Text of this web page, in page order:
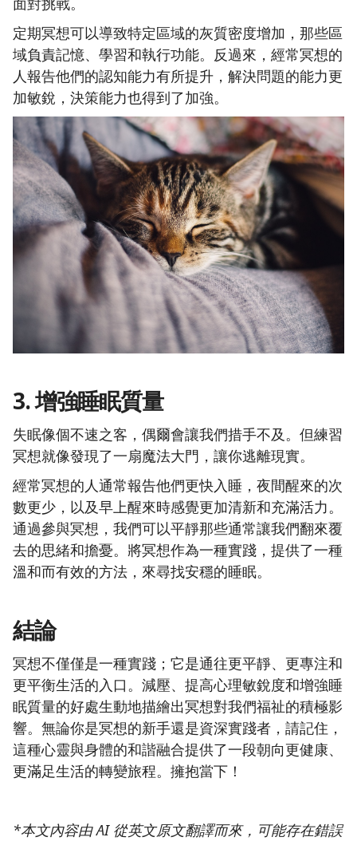
定期冥想可以導致特定區域的灰質密度增加，那些區
域負責記憶、學習和執行功能。反過來，經常冥想的
人報告他們的認知能力有所提升，解決問題的能力更
加敏銳，決策能力也得到了加強。
3. 增強睡眠質量
失眠像個不速之客，偶爾會讓我們措手不及。但練習
冥想就像發現了一扇魔法大門，讓你逃離現實。
經常冥想的人通常報告他們更快入睡，夜間醒來的次
數更少，以及早上醒來時感覺更加清新和充滿活力。
通過參與冥想，我們可以平靜那些通常讓我們翻來覆
去的思緒和擔憂。將冥想作為一種實踐，提供了一種
溫和而有效的方法，來尋找安穩的睡眠。
結論
冥想不僅僅是一種實踐；它是通往更平靜、更專注和
更平衡生活的入口。減壓、提高心理敏銳度和增強睡
眠質量的好處生動地描繪出冥想對我們福祉的積極影
響。無論你是冥想的新手還是資深實踐者，請記住，
這種心靈與身體的和諧融合提供了一段朝向更健康、
更滿足生活的轉變旅程。擁抱當下！
*本文內容由 AI 從英文原文翻譯而來，可能存在錯誤